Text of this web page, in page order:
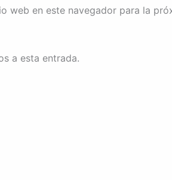
web en este navegador para la
a esta entrada.